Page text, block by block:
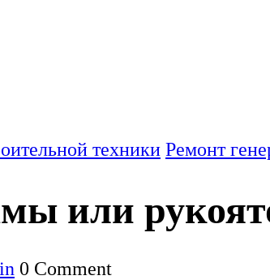
техники Ремонт
или
0 Comment